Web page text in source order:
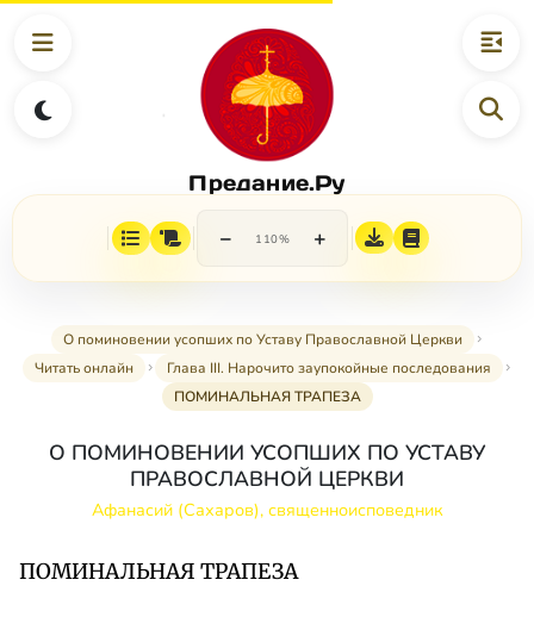
Предание.Ру
− 110% +
О поминовении усопших по Уставу Православной Церкви
Читать онлайн
Глава III. Нарочито заупокойные последования
ПОМИНАЛЬНАЯ ТРАПЕЗА
О ПОМИНОВЕНИИ УСОПШИХ ПО УСТАВУ
ПРАВОСЛАВНОЙ ЦЕРКВИ
Афанасий (Сахаров), священноисповедник
ПОМИНАЛЬНАЯ ТРАПЕЗА